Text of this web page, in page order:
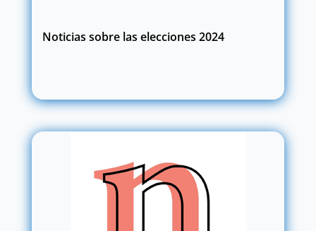
Noticias sobre las elecciones 2024